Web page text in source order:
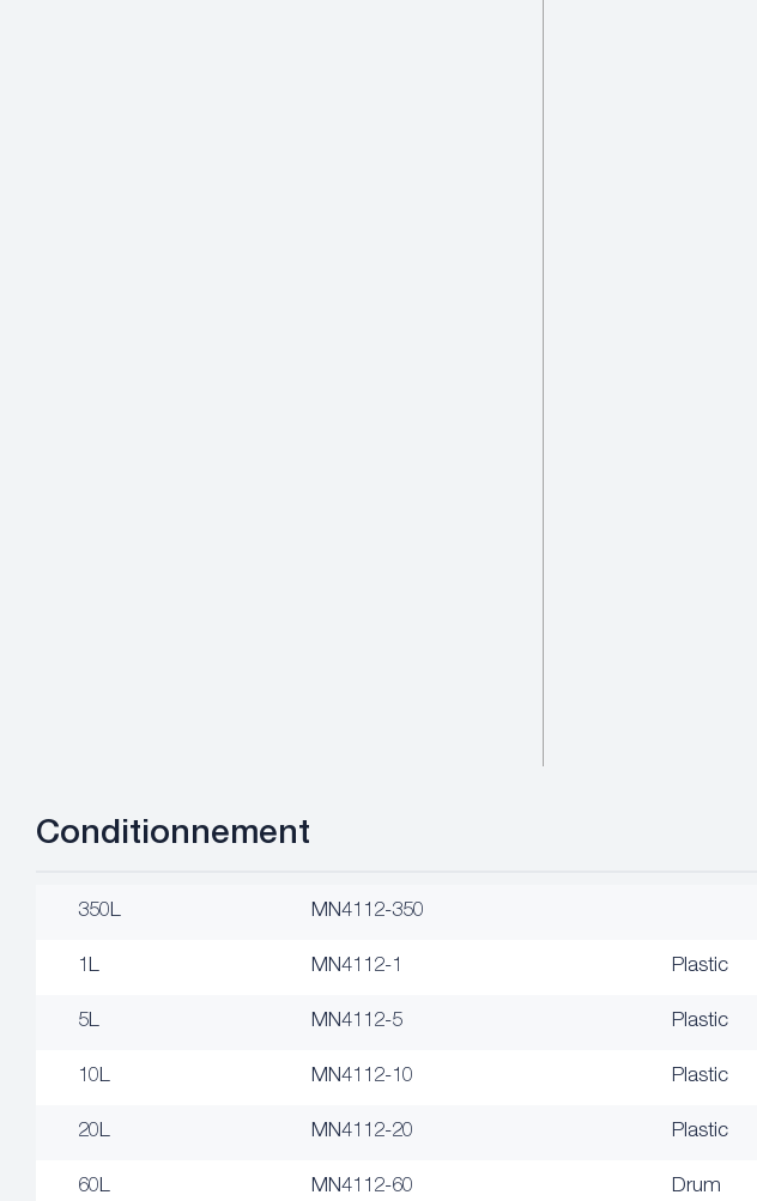
Conditionnement
350L MN4112-350
1L MN4112-1 Plastic
5L MN4112-5 Plastic
10L MN4112-10 Plastic
20L MN4112-20 Plastic
60L MN4112-60 Drum